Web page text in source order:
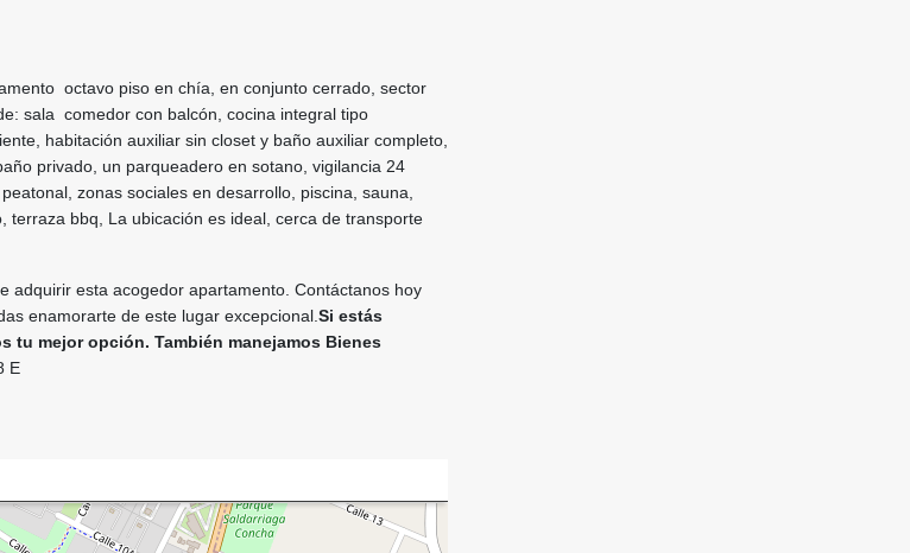
octavo piso en chía, en conjunto cerrado, sector
sala comedor con balcón, cocina integral tipo
habitación auxiliar sin closet y baño auxiliar completo,
privado, un parqueadero en sotano, vigilancia 24
zonas sociales en desarrollo, piscina, sauna,
terraza bbq, La ubicación es ideal, cerca de transporte
adquirir esta acogedor apartamento. Contáctanos hoy
enamorarte de este lugar excepcional. Si estás
tu mejor opción. También manejamos Bienes
E